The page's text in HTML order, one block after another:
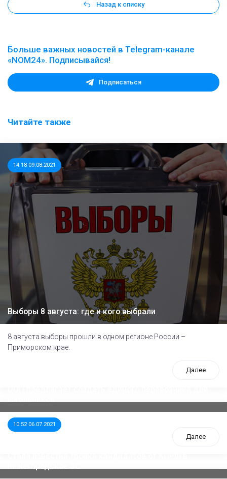
Назад к списку
Больше важных новостей в Telegram-канале
«NOM24». Подписывайся!
Подписаться
Читайте также
14:18 09.08.2021
Выборы 8 августа: где и кого выбрали
8 августа выборы прошли в одном регионе России –
Приморском крае.
Далее
10:52 06.07.2021
Далее